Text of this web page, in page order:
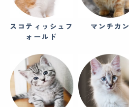
スコティッシュフ
ォールド
マンチカン